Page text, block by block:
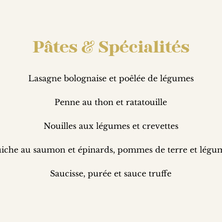
Pâtes & Spécialités
Lasagne bolognaise et poêlée de légumes
Penne au thon et ratatouille
Nouilles aux légumes et crevettes
au saumon et épinards, pommes de terre et
Saucisse, purée et sauce truffe